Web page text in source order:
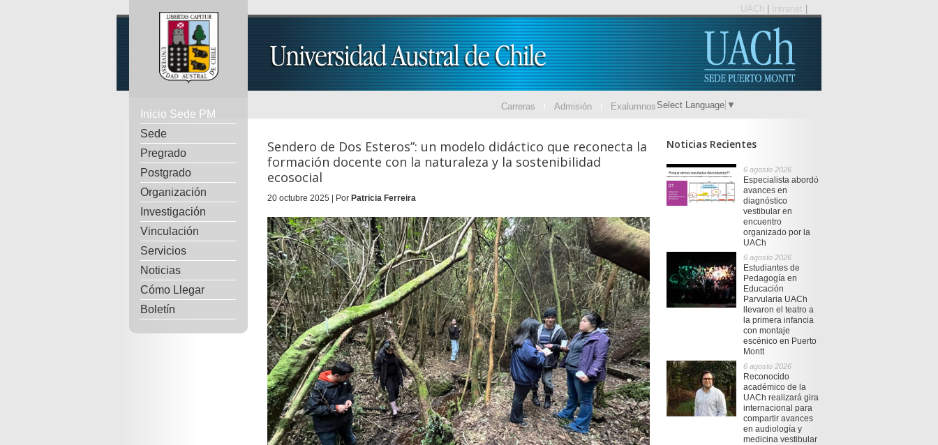
UACh Intranet
Inicio Sede PM
Sede
Pregrado
Postgrado
Organización
Investigación
Vinculación
Servicios
Noticias
Cómo Llegar
Boletín
Carreras Admisión Exalumnos Select Language ▼
Sendero de Dos Esteros”: un modelo didáctico que reconecta la
formación docente con la naturaleza y la sostenibilidad
ecosocial
20 octubre 2025 | Por Patricia Ferreira
Noticias Recientes
6 agosto 2026
Especialista abordó
avances en
diagnóstico
vestibular en
encuentro
organizado por la
UACh
6 agosto 2026
Estudiantes de
Pedagogía en
Educación
Parvularia UACh
llevaron el teatro a
la primera infancia
con montaje
escénico en Puerto
Montt
6 agosto 2026
Reconocido
académico de la
UACh realizará gira
internacional para
compartir avances
en audiología y
medicina vestibular